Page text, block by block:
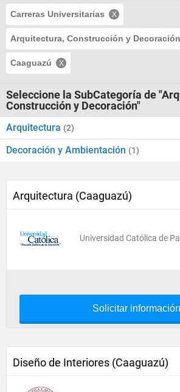
Carreras Universitarias
Arquitectura, Construcción y Decoración
Caaguazú
Seleccione la SubCategoría de
Construcción y Decoración"
Arquitectura (2)
Decoración y Ambientación (1)
Arquitectura (Caaguazú)
Universidad Católica de
Solicitar información
Diseño de Interiores (Caaguazú)